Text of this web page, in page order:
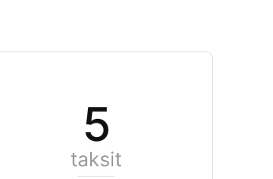
5
taksit